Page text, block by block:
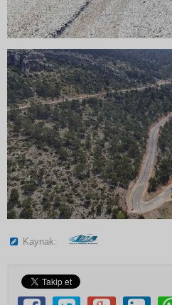
Kaynak: